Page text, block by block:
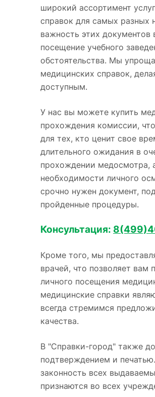
широкий ассортимент
справок для самых разных
важность этих документов
посещение учебного
обстоятельства. Мы
медицинских справок,
доступным.
У нас вы можете купить
прохождения комиссии,
для тех, кто ценит свое
длительного ожидания в
прохождении медосмотра,
необходимости личного
срочно нужен документ,
пройденные процедуры.
Консультация:
Кроме того, мы
врачей, что позволяет вам
личного посещения
медицинские справки
всегда стремимся
качества.
В "Справки-город" также
подтверждением и
законность всех
признаются во всех